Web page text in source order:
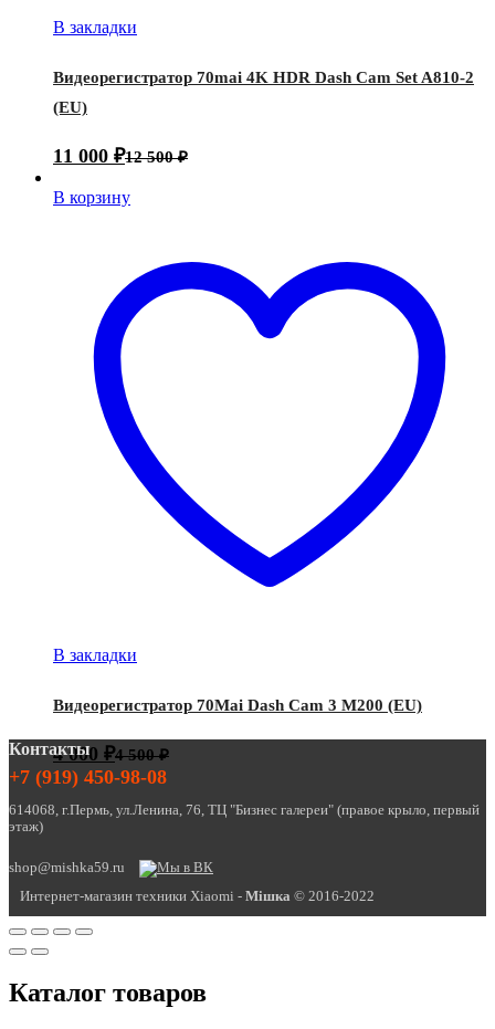
В закладки
Видеорегистратор 70mai 4K HDR Dash Cam Set A810-2
(EU)
11 000 ₽12 500₽
В корзину
В закладки
Видеорегистратор 70Mai Dash Cam 3 M200 (EU)
4 000 ₽4 500₽
Контакты
+7 (919) 450-98-08
614068, г.Пермь, ул.Ленина, 76, ТЦ "Бизнес галереи" (правое крыло, первый
этаж)
shop@mishka59.ru
Интернет-магазин техники Xiaomi - Miшка © 2016-2022
Каталог товаров